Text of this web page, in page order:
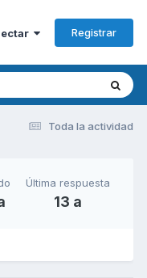
Registrar
Toda la actividad
Última respuesta
13 a